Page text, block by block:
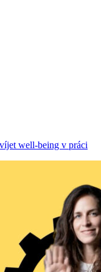
well-being v práci